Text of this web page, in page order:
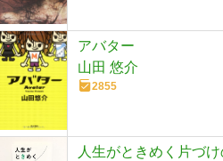
アバター
山田 悠介
2855
人生がときめく片づ